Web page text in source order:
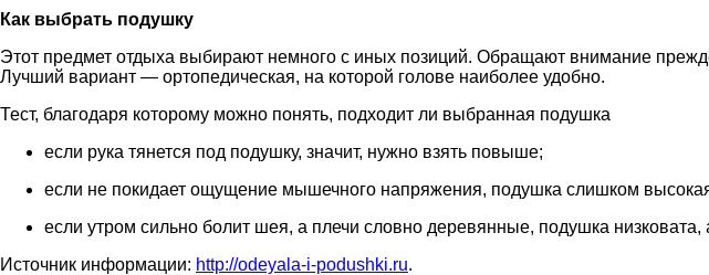
Как выбрать подушку
Этот предмет отдыха выбирают немного с иных позиций. Обращают внимание
Лучший вариант — ортопедическая, на которой голове наиболее удобно.
Тест, благодаря которому можно понять, подходит ли выбранная подушка
если рука тянется под подушку, значит, нужно взять повыше;
если не покидает ощущение мышечного напряжения, подушка слишком
если утром сильно болит шея, а плечи словно деревянные, подушка низковата,
Источник информации: http://odeyala-i-podushki.ru.